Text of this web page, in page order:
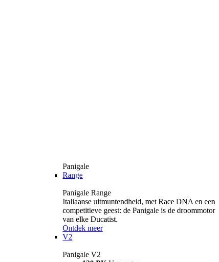
Panigale
Range
Panigale Range
Italiaanse uitmuntendheid, met Race DNA en een
competitieve geest: de Panigale is de droommotor
van elke Ducatist.
Ontdek meer
V2
Panigale V2